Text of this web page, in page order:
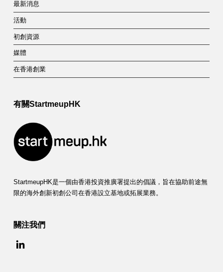
最新消息
活動
初創資源
媒體
在香港創業
有關StartmeupHK
StartmeupHK是一個由香港投資推廣署提出的倡議，旨在協助前途無
限的海外創新初創公司在香港設立基地或拓展業務。
關注我們